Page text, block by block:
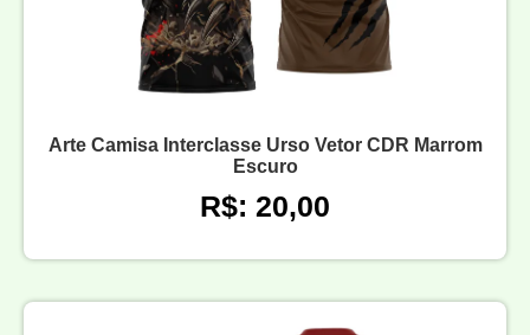
Arte Camisa Interclasse Urso Vetor CDR Marrom
Escuro
R$: 20,00